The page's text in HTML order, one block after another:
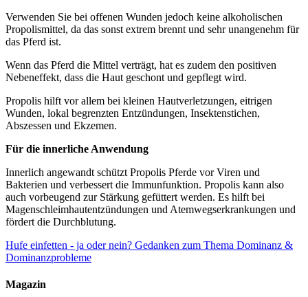
Verwenden Sie bei offenen Wunden jedoch keine alkoholischen
Propolismittel, da das sonst extrem brennt und sehr unangenehm für
das Pferd ist.
Wenn das Pferd die Mittel verträgt, hat es zudem den positiven
Nebeneffekt, dass die Haut geschont und gepflegt wird.
Propolis hilft vor allem bei kleinen Hautverletzungen, eitrigen
Wunden, lokal begrenzten Entzündungen, Insektenstichen,
Abszessen und Ekzemen.
Für die innerliche Anwendung
Innerlich angewandt schützt Propolis Pferde vor Viren und
Bakterien und verbessert die Immunfunktion. Propolis kann also
auch vorbeugend zur Stärkung gefüttert werden. Es hilft bei
Magenschleimhautentzündungen und Atemwegserkrankungen und
fördert die Durchblutung.
Hufe einfetten - ja oder nein? Gedanken zum Thema Dominanz &
Dominanzprobleme
Magazin